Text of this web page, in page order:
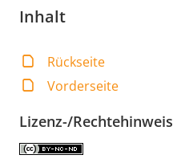
Inhalt
Rückseite
Vorderseite
Lizenz-/Rechtehinweis